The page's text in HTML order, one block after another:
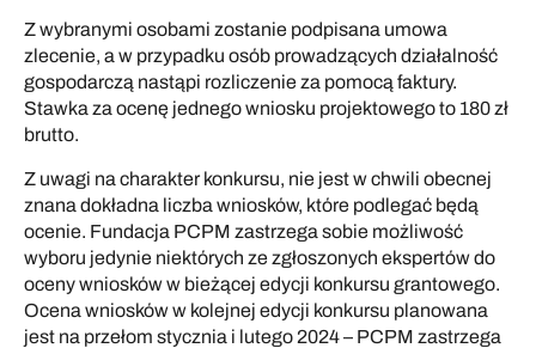
Z wybranymi osobami zostanie podpisana umowa
zlecenie, a w przypadku osób prowadzących działalność
gospodarczą nastąpi rozliczenie za pomocą faktury.
Stawka za ocenę jednego wniosku projektowego to 180 zł
brutto.
Z uwagi na charakter konkursu, nie jest w chwili obecnej
znana dokładna liczba wniosków, które podlegać będą
ocenie. Fundacja PCPM zastrzega sobie możliwość
wyboru jedynie niektórych ze zgłoszonych ekspertów do
oceny wniosków w bieżącej edycji konkursu grantowego.
Ocena wniosków w kolejnej edycji konkursu planowana
jest na przełom stycznia i lutego 2024 – PCPM zastrzega